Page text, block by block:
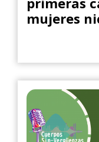
mujeres